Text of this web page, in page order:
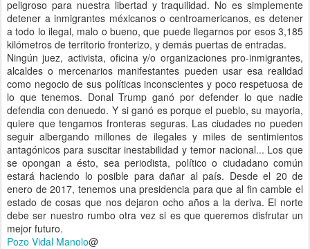
peligroso para nuestra libertad y traquilidad. No es simplemente
detener a inmigrantes méxicanos o centroamericanos, es detener
a todo lo ilegal, malo o bueno, que puede llegarnos por esos 3,185
kilómetros de territorio fronterizo, y demás puertas de entradas.
Ningún juez, activista, oficina y/o organizaciones pro-inmigrantes,
alcaldes o mercenarios manifestantes pueden usar esa realidad
como negocio de sus políticas inconscientes y poco respetuosa de
lo que tenemos. Donal Trump ganó por defender lo que nadie
defendia con denuedo. Y si ganó es porque el pueblo, su mayoria,
quiere que tengamos fronteras seguras. Las ciudades no pueden
seguir albergando millones de ilegales y miles de sentimientos
antagónicos para suscitar inestabilidad y temor nacional... Los que
se opongan a ésto, sea periodista, político o ciudadano común
estará haciendo lo posible para dañar al país. Desde el 20 de
enero de 2017, tenemos una presidencia para que al fin cambie el
estado de cosas que nos dejaron ocho años a la deriva. El norte
debe ser nuestro rumbo otra vez si es que queremos disfrutar un
mejor futuro.
Pozo Vidal Manolo@